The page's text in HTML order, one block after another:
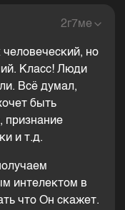
2г7ме
человеческий, но
Класс! Люди
Всё думал,
быть
признание
и т.д.
интелектом в
что Он скажет.